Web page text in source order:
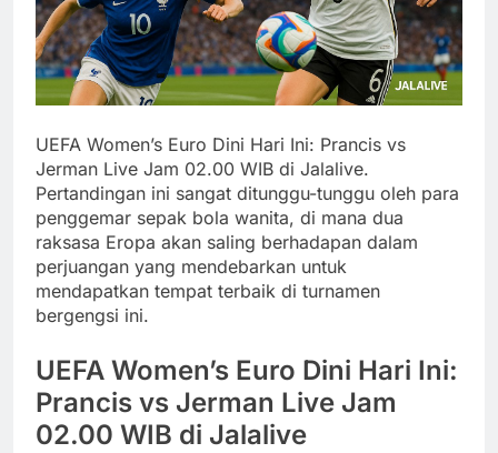
UEFA Women’s Euro Dini Hari Ini: Prancis vs
Jerman Live Jam 02.00 WIB di Jalalive.
Pertandingan ini sangat ditunggu-tunggu oleh para
penggemar sepak bola wanita, di mana dua
raksasa Eropa akan saling berhadapan dalam
perjuangan yang mendebarkan untuk
mendapatkan tempat terbaik di turnamen
bergengsi ini.
UEFA Women’s Euro Dini Hari Ini:
Prancis vs Jerman Live Jam
02.00 WIB di Jalalive